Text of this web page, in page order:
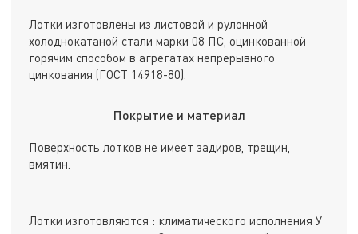
Лотки изготовлены из листовой и рулонной
холоднокатаной стали марки 08 ПС, оцинкованной
горячим способом в агрегатах непрерывного
цинкования (ГОСТ 14918-80).
Покрытие и материал
Поверхность лотков не имеет задиров, трещин,
вмятин.
Лотки изготовляются : климатического исполнения У